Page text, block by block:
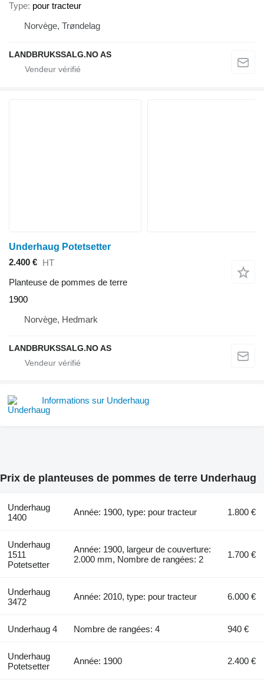
Type pour tracteur
Norvège, Trøndelag
LANDBRUKSSALG.NO AS
Underhaug Potetsetter
2.400 €
HT
Planteuse de pommes de terre
1900
Norvège, Hedmark
LANDBRUKSSALG.NO AS
Informations sur Underhaug
Prix de planteuses de pommes de terre Underhaug
Underhaug
1400
Année: 1900, type: pour tracteur 1.800 €
Underhaug
1511
Potetsetter
Année: 1900, largeur de couverture:
2.000 mm, Nombre de rangées: 2
1.700 €
Underhaug
3472
Année: 2010, type: pour tracteur 6.000 €
Underhaug 4 Nombre de rangées: 4 940 €
Underhaug
Potetsetter
Année: 1900 2.400 €